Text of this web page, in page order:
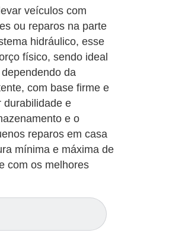
veículos com
ou reparos na parte
hidráulico, esse
físico, sendo ideal
da
com base firme e
durabilidade e
e o
reparos em casa
mínima e máxima de
com os melhores